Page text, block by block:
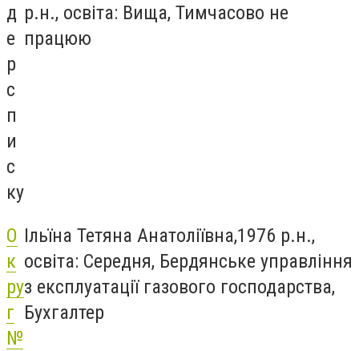
д
е
р
с
п
и
с
ку
р.н., освіта: Вища, Тимчасово не
працюю
О
к
ру
г
№
Ільїна Тетяна Анатоліївна,1976 р.н.,
освіта: Середня, Бердянське управління
з експлуатації газового господарства,
Бухгалтер